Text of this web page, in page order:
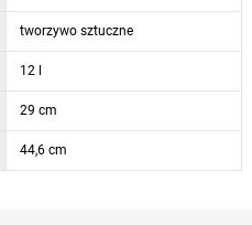
tworzywo sztuczne
12 l
29 cm
44,6 cm